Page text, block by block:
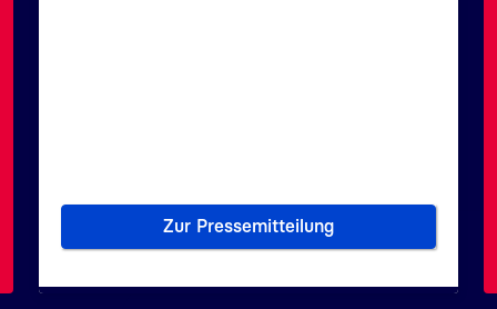
Zur PressemitteilungBundesdruckerei-Lösungen